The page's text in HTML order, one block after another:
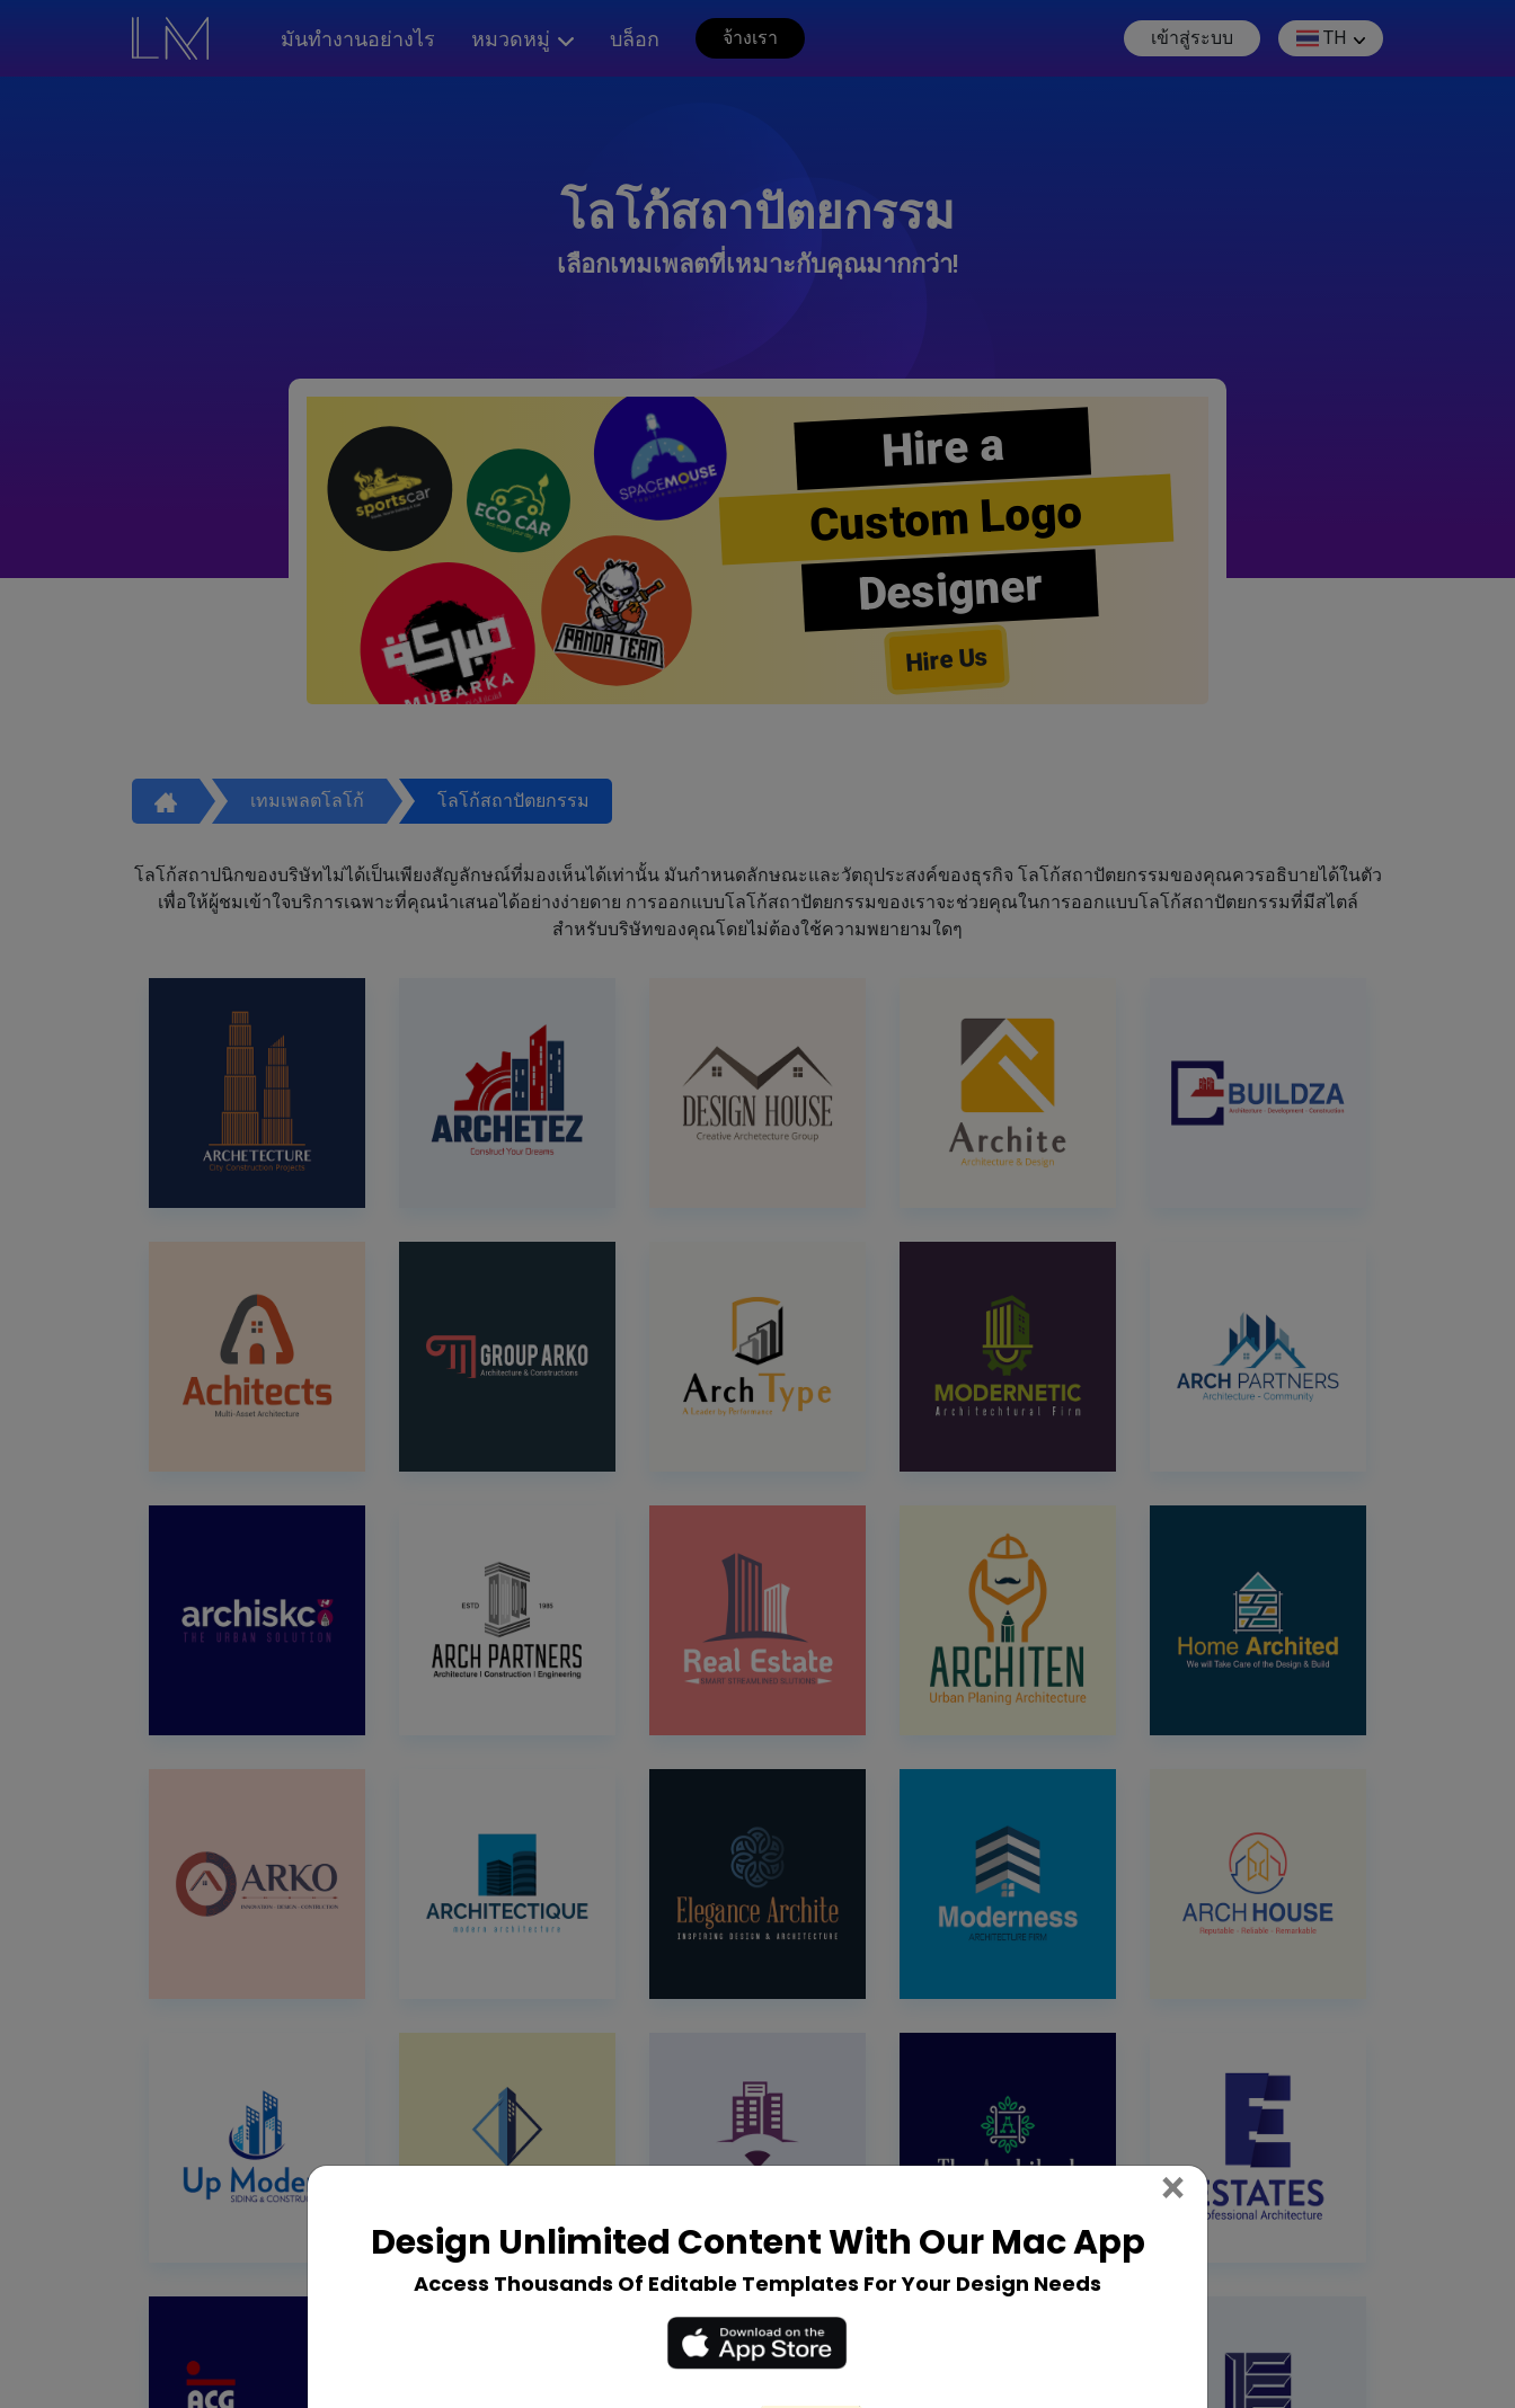
มันทำงานอย่างไร หมวดหมู่ บล็อก จ้างเรา เข้าสู่ระบบ TH
โลโก้สถาปัตยกรรม
เลือกเทมเพลตที่เหมาะกับคุณมากกว่า!
Hire a
Custom Logo
Designer
Hire Us
เทมเพลตโลโก้ โลโก้สถาปัตยกรรม
โลโก้สถาปนิกของบริษัทไม่ได้เป็นเพียงสัญลักษณ์ที่มองเห็นได้เท่านั้น มันกำหนดลักษณะและวัตถุประสงค์ของธุรกิจ โลโก้สถาปัตยกรรมของคุณควรอธิบายได้ในตัว
เพื่อให้ผู้ชมเข้าใจบริการเฉพาะที่คุณนำเสนอได้อย่างง่ายดาย การออกแบบโลโก้สถาปัตยกรรมของเราจะช่วยคุณในการออกแบบโลโก้สถาปัตยกรรมที่มีสไตล์
สำหรับบริษัทของคุณโดยไม่ต้องใช้ความพยายามใดๆ
Design Unlimited Content With Our Mac App
Access Thousands Of Editable Templates For Your Design Needs
× Close